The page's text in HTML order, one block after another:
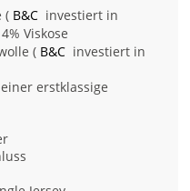
( B&C investiert in
Viskose
( B&C investiert in
erstklassige